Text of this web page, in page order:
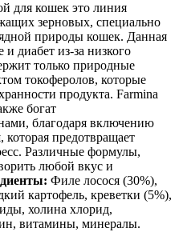
для кошек это линия
зерновых, специально
природы кошек. Данная
диабет из-за низкого
только природные
токоферолов, которые
продукта. Farmina
богат
благодаря включению
которая предотвращает
Различные формулы,
любой вкус и
Филе лосося (30%),
картофель, креветки (5%),
холина хлорид,
витамины, минералы.